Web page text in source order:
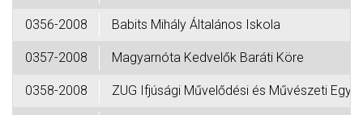
0356-2008 Babits Mihály Általános Iskola
0357-2008 Magyarnóta Kedvelők Baráti Köre
0358-2008 ZUG Ifjúsági Művelődési és Művészeti Egy